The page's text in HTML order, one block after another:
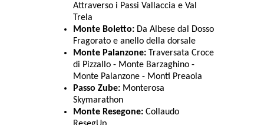
Attraverso i Passi Vallaccia e Val
Trela
Monte Boletto: Da Albese dal Dosso
Fragorato e anello della dorsale
Monte Palanzone: Traversata Croce
di Pizzallo - Monte Barzaghino -
Monte Palanzone - Monti Preaola
Passo Zube: Monterosa
Skymarathon
Monte Resegone: Collaudo